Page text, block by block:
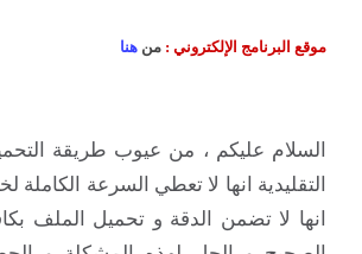
موقع البرنامج الإلكتروني : من هنا
السلام عليكم ، من عيوب طريقة
التقليدية انها لا تعطي السرعة الكاملة
انها لا تضمن الدقة و تحميل الملف